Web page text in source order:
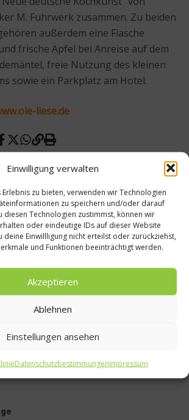
Einwilligung verwalten
zu bieten, verwenden wir Technologien
zu speichern und/oder darauf
diesen Technologien zustimmst, können wir
oder eindeutige IDs auf dieser Website
deine Einwillligung nicht erteilst oder zurückziehst,
und Funktionen beeinträchtigt werden.
Akzeptieren
Ablehnen
Einstellungen ansehen
DatenschutzbestimmungenImpressum
M. Fuhrwerk zusammen. Zu beiden
außerdem eine Flasche
frische Äpfel bei Anreise auf dem
freie Nutzung des kleinen
sowie ein Parkplatz am Hotel.
liese.de
Das
neue
Pierre
Up im
Batuar
Restau
Nächster Beitrag
Puszta
s
räume
n ab